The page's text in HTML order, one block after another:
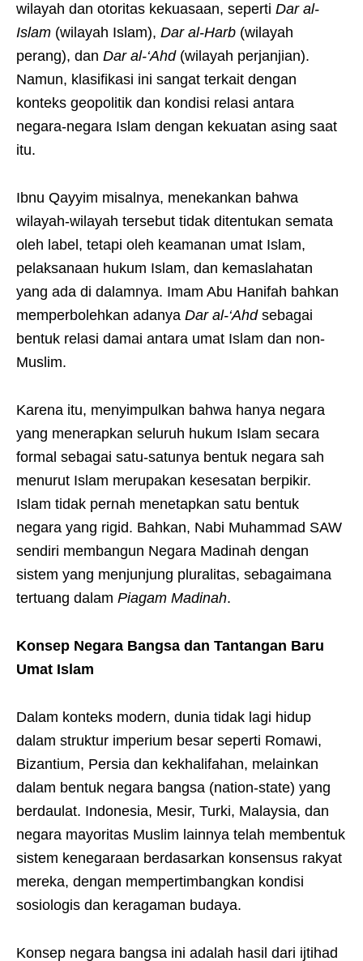
wilayah dan otoritas kekuasaan, seperti Dar al-
Islam (wilayah Islam), Dar al-Harb (wilayah
perang), dan Dar al-‘Ahd(wilayah perjanjian).
Namun, klasifikasi ini sangat terkait dengan
konteks geopolitik dan kondisi relasi antara
negara-negara Islam dengan kekuatan asing saat
itu.
Ibnu Qayyim misalnya, menekankan bahwa
wilayah-wilayah tersebut tidak ditentukan semata
oleh label, tetapi oleh keamanan umat Islam,
pelaksanaan hukum Islam, dan kemaslahatan
yang ada di dalamnya. Imam Abu Hanifah bahkan
memperbolehkan adanya Dar al-‘Ahdsebagai
bentuk relasi damai antara umat Islam dan non-
Muslim.
Karena itu, menyimpulkan bahwa hanya negara
yang menerapkan seluruh hukum Islam secara
formal sebagai satu-satunya bentuk negara sah
menurut Islam merupakan kesesatan berpikir.
Islam tidak pernah menetapkan satu bentuk
negara yang rigid. Bahkan, Nabi Muhammad SAW
sendiri membangun Negara Madinah dengan
sistem yang menjunjung pluralitas, sebagaimana
tertuang dalam Piagam Madinah.
Konsep Negara Bangsa dan Tantangan Baru
Umat Islam
Dalam konteks modern, dunia tidak lagi hidup
dalam struktur imperium besar seperti Romawi,
Bizantium, Persia dan kekhalifahan, melainkan
dalam bentuk negara bangsa (nation-state) yang
berdaulat. Indonesia, Mesir, Turki, Malaysia, dan
negara mayoritas Muslim lainnya telah membentuk
sistem kenegaraan berdasarkan konsensus rakyat
mereka, dengan mempertimbangkan kondisi
sosiologis dan keragaman budaya.
Konsep negara bangsa ini adalah hasil dari ijtihad